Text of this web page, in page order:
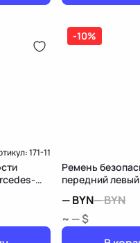
171-11
-10%
Ремень
передний
—BYN—BYN
~ — $